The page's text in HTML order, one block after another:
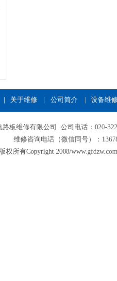
关于维修 公司简介 设备维
板维修有限公司 公司电话：020-
维修咨询电话（微信同号）：
权所有Copyright 2008/